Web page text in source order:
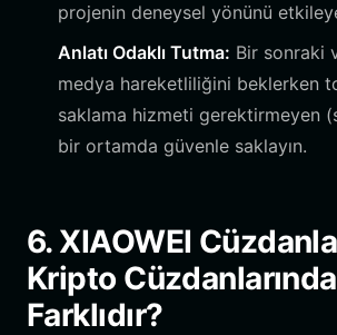
projenin deneysel yönünü
Anlatı Odaklı Tutma: Bir sonraki
medya hareketliliğini beklerken
saklama hizmeti gerektirmeyen
bir ortamda güvenle saklayın.
6. XIAOWEI
Kripto
Farklıdır?